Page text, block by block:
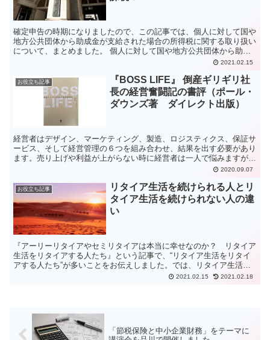
確定申告の時期になりましたので、この記事では、個人に対して国や
地方公共団体から助成金が支給された場合の所得税に関する取り扱い
について、まとめました。 個人に対して国や地方公共団体から助成
金が支給された場合の取扱い 新型コロナウイルス感染症等...2021.02.15
お役立ち記事
『BOSS LIFE』 倒産ギリギリ社
長の経営奮闘記の書評（ポール・
ダウンズ著 ダイレクト出版）
経営者はデザイン、マーケティング、製造、ロジスティクス、保証サ
ービス、そして経営管理の６つを組み合わせ、結果を出す必要があり
ます。売り上げや利益が上がらない時に経営者は一人で悩みますが、
それで良い解決策が浮かぶわけではありません。外部の知恵...2020.09.07
お役立ち記事
リタイア生活を続けられる人とリ
タイア生活を続けられない人の違
い
『アーリーリタイアやセミリタイアは本当に幸せなのか？ リタイア
生活をリタイアする人たち』という記事で、“リタイア生活をリタイ
アする人たち”が多いことをお伝えしました。では、リタイア生活を
続けられる人と、リタイア生活を続けられない人には、どの...
2021.02.15 2021.02.18
「節税保険と中小企業財務」をテーマに